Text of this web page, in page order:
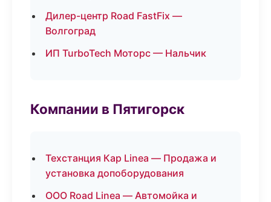
Дилер-центр Road FastFix —
Волгоград
ИП TurboTech Моторс — Нальчик
Компании в Пятигорск
Техстанция Кар Linea — Продажа и
установка допоборудования
ООО Road Linea — Автомойка и